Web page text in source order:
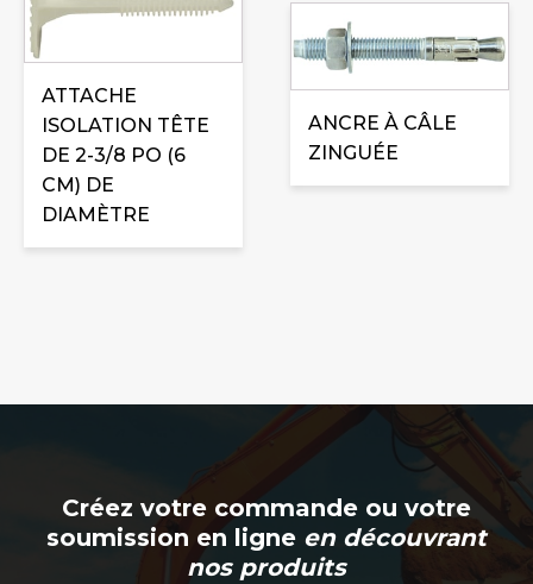
ATTACHE
ISOLATION TÊTE
DE 2-3/8 PO (6
CM) DE
DIAMÈTRE
a
plusieurs
Les
options
peuvent
être
choisies
sur
ANCRE À CÂLE
ZINGUÉE
produit
variations.
Les
du
Créez votre commande ou votre
soumission en ligne en découvrant
nos produits